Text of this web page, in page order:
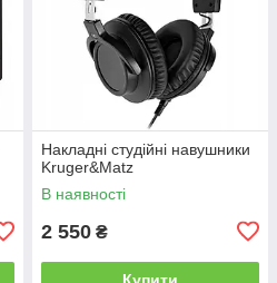
Накладні студійні навушники
Kruger&Matz
В наявності
2 550 ₴
Купити